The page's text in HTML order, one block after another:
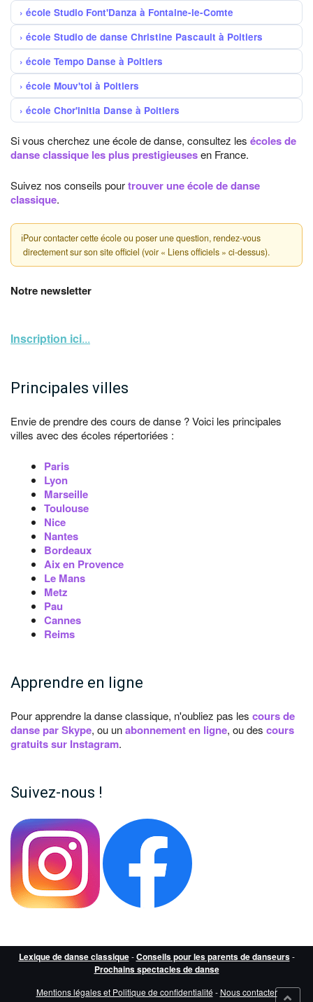
école Studio Font'Danza à Fontaine-le-Comte
école Studio de danse Christine Pascault à Poitiers
école Tempo Danse à Poitiers
école Mouv'toi à Poitiers
école Chor'initia Danse à Poitiers
Si vous cherchez une école de danse, consultez les écoles de
danse classique les plus prestigieusesen France.
Suivez nos conseils pourtrouver une école de danse
classique.
ℹPour contacter cette école ou poser une question, rendez-vous
directement sur son site officiel (voir « Liens officiels » ci-dessus).
Notre newsletter
Inscription ici...
Principales villes
Envie de prendre des cours de danse ? Voici les principales
villes avec des écoles répertoriées :
Paris
Lyon
Marseille
Toulouse
Nice
Nantes
Bordeaux
Aix en Provence
Le Mans
Metz
Pau
Cannes
Reims
Apprendre en ligne
Pour apprendre la danse classique, n'oubliez pas les cours de
danse par Skype, ou unabonnement en ligne, ou des cours
gratuits sur Instagram.
Suivez-nous !
Lexique de danse classique-Conseils pour les parents de danseurs-
Prochains spectacles de danse
Mentions légales et Politique de confidentialité - Nous contacter